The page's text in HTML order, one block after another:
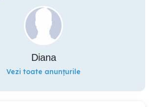
Diana
Vezi toate anunțurile